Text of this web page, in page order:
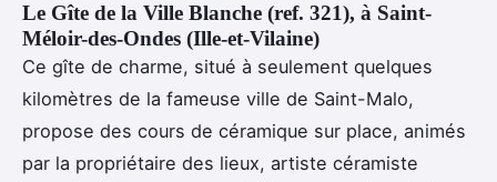
Le Gîte de la Ville Blanche (ref. 321), à Saint-
Méloir-des-Ondes (Ille-et-Vilaine)
Ce gîte de charme, situé à seulement quelques
kilomètres de la fameuse ville de Saint-Malo,
propose des cours de céramique sur place, animés
par la propriétaire des lieux, artiste céramiste